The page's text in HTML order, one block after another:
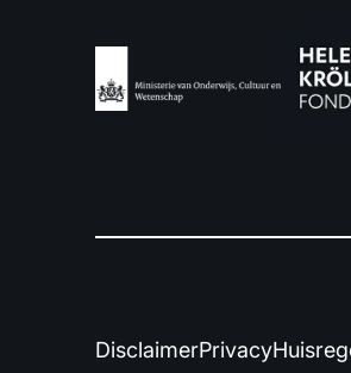
DisclaimerPrivacy